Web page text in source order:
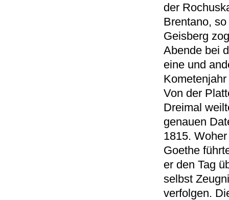
der
Brentano,
Geisberg
Abende bei
eine und
Von der
Dreimal
genauen
1815.
Goethe
er den Tag
selbst
verfolgen.